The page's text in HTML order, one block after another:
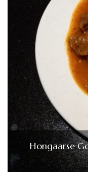
Hongaarse